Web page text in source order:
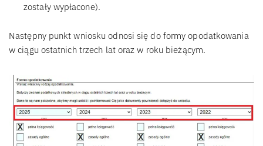
zostały wypłacone).
Następny punkt wniosku odnosi się do formy opodatkowania
w ciągu ostatnich trzech lat oraz w roku bieżącym.